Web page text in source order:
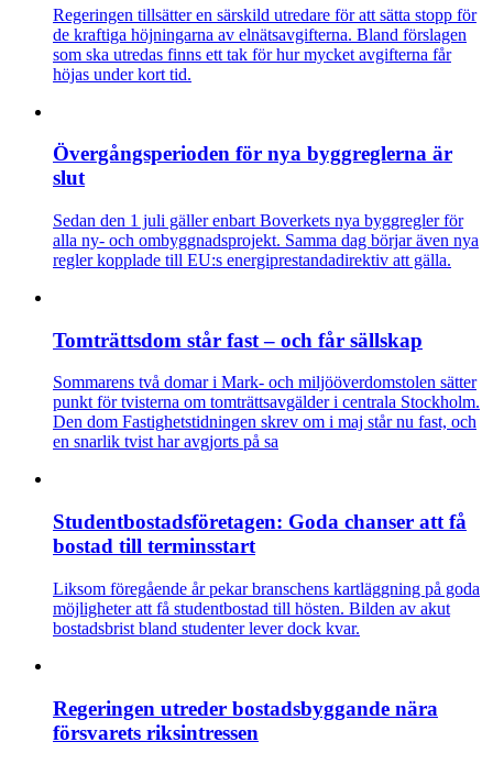
Regeringen tillsätter en särskild utredare för att sätta stopp för
de kraftiga höjningarna av elnätsavgifterna. Bland förslagen
som ska utredas finns ett tak för hur mycket avgifterna får
höjas under kort tid.
Övergångsperioden för nya byggreglerna är
slut
Sedan den 1 juli gäller enbart Boverkets nya byggregler för
alla ny- och ombyggnadsprojekt. Samma dag börjar även nya
regler kopplade till EU:s energiprestandadirektiv att gälla.
Tomträttsdom står fast – och får sällskap
Sommarens två domar i Mark- och miljööverdomstolen sätter
punkt för tvisterna om tomträttsavgälder i centrala Stockholm.
Den dom Fastighetstidningen skrev om i maj står nu fast, och
en snarlik tvist har avgjorts på sa
Studentbostadsföretagen: Goda chanser att få
bostad till terminsstart
Liksom föregående år pekar branschens kartläggning på goda
möjligheter att få studentbostad till hösten. Bilden av akut
bostadsbrist bland studenter lever dock kvar.
Regeringen utreder bostadsbyggande nära
försvarets riksintressen